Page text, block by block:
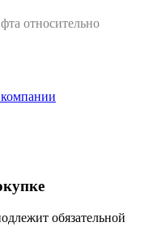
относительно
обязательной